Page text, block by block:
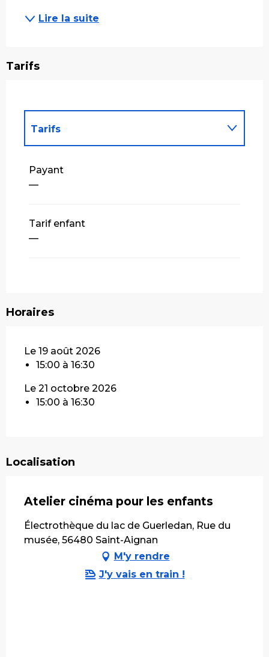
Lire la suite
Tarifs
Tarifs
Tarifs 2027
Payant
—
Tarif enfant
—
Horaires
Le 19 août 2026
15:00 à 16:30
Le 21 octobre 2026
15:00 à 16:30
Localisation
Atelier cinéma pour les enfants
Électrothèque du lac de Guerledan, Rue du
musée, 56480 Saint-Aignan
M'y rendre
J'y vais en train !